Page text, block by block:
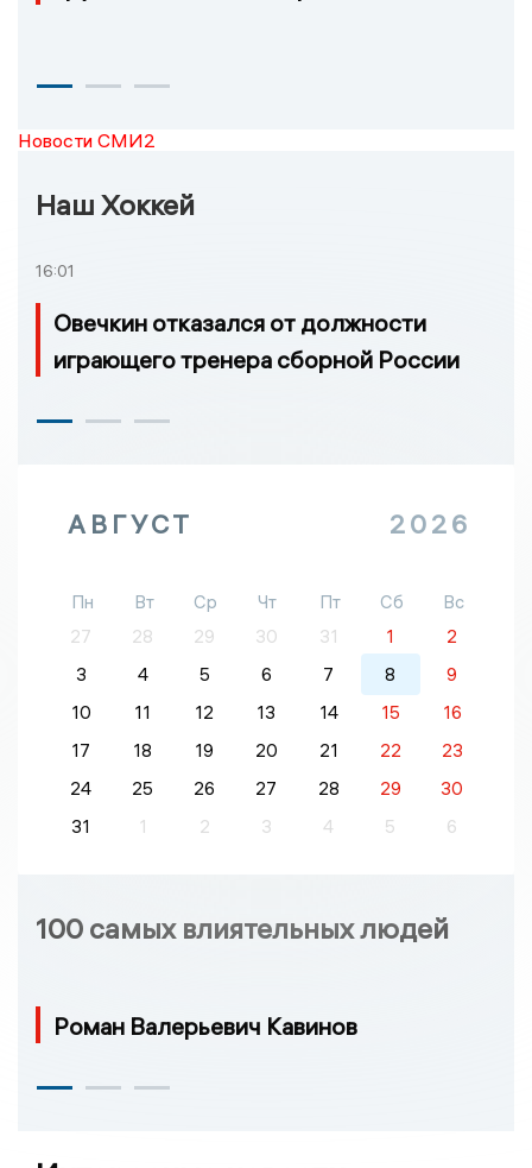
Новости СМИ2
Наш Хоккей
16:01
Овечкин отказался от должности
играющего тренера сборной России
АВГУСТ 2026
Пн Вт Ср Чт Пт Сб
Вс
27
28 29 30 31 1
2
3
4 5 6 7 8
9
10
11 12 13 14 15
16
17
18 19 20 21 22
23
24
25 26 27 28 29
30
31
1 2 3 4 5 6
100 самых влиятельных людей
Роман Валерьевич Кавинов